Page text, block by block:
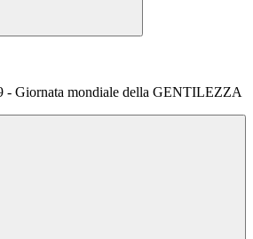
- Giornata mondiale della GENTILEZZA